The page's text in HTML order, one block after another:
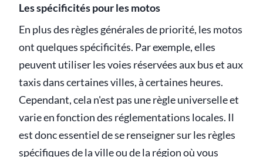
Les spécificités pour les motos
En plus des règles générales de priorité, les motos
ont quelques spécificités. Par exemple, elles
peuvent utiliser les voies réservées aux bus et aux
taxis dans certaines villes, à certaines heures.
Cependant, cela n'est pas une règle universelle et
varie en fonction des réglementations locales. Il
est donc essentiel de se renseigner sur les règles
spécifiques de la ville ou de la région où vous